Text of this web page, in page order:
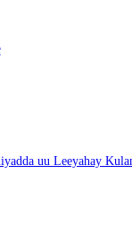
uu Leeyahay